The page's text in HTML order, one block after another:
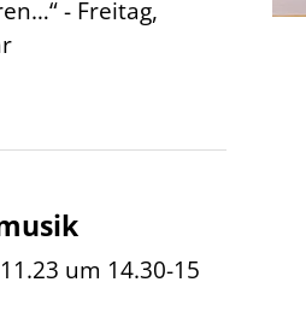
- Freitag,
um 14.30-15